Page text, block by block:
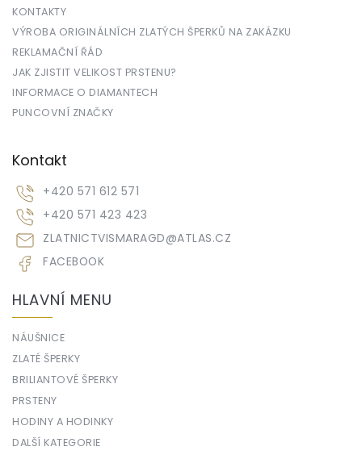
KONTAKTY
VÝROBA ORIGINÁLNÍCH ZLATÝCH ŠPERKŮ NA ZAKÁZKU
REKLAMAČNÍ ŘÁD
JAK ZJISTIT VELIKOST PRSTENU?
INFORMACE O DIAMANTECH
PUNCOVNÍ ZNAČKY
Kontakt
ZLATNICTVISMARAGD@ATLAS.CZ
+420 571 612 571
+420 571 423 423
FACEBOOK
HLAVNÍ MENU
NÁUŠNICE
ZLATÉ ŠPERKY
BRILIANTOVÉ ŠPERKY
PRSTENY
HODINY A HODINKY
DALŠÍ KATEGORIE